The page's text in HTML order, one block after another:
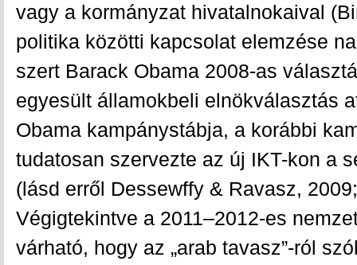
vagy a kormányzat hivatalnokaival
politika közötti kapcsolat elemzése
szert Barack Obama 2008-as
egyesült államokbeli elnökválasztás
Obama kampánystábja, a korábbi
tudatosan szervezte az új IKT-kon a
(lásd erről Dessewffy & Ravasz,
Végigtekintve a 2011–2012-es
várható, hogy az „arab tavasz”-ról